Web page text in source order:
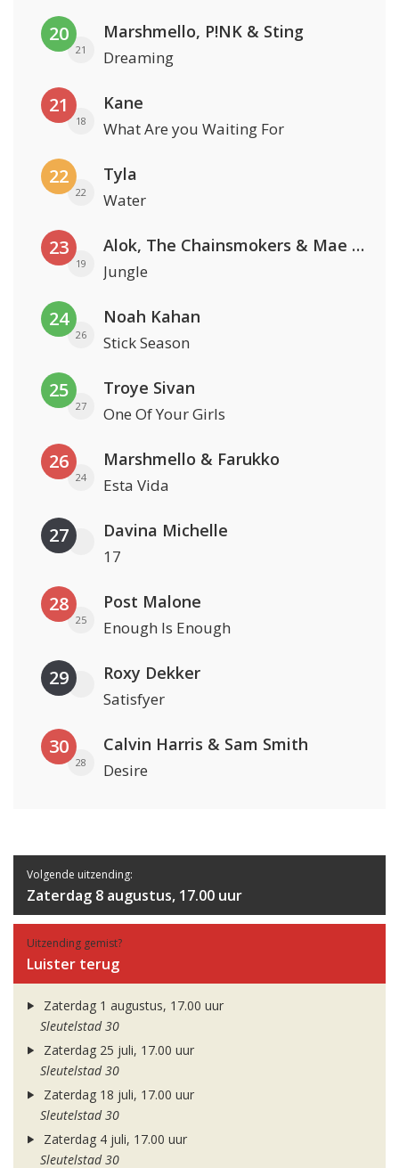
20
21
Marshmello, P!NK & Sting
Dreaming
21
18
Kane
What Are you Waiting For
22
22
Tyla
Water
23
19
Alok, The Chainsmokers & Mae Stephens
Jungle
24
26
Noah Kahan
Stick Season
25
27
Troye Sivan
One Of Your Girls
26
24
Marshmello & Farukko
Esta Vida
27 Davina Michelle
17
28
25
Post Malone
Enough Is Enough
29 Roxy Dekker
Satisfyer
30
28
Calvin Harris & Sam Smith
Desire
Volgende uitzending:
Zaterdag 8 augustus, 17.00 uur
Uitzending gemist?
Luister terug
Zaterdag 1 augustus, 17.00 uur
Sleutelstad 30
Zaterdag 25 juli, 17.00 uur
Sleutelstad 30
Zaterdag 18 juli, 17.00 uur
Sleutelstad 30
Zaterdag 4 juli, 17.00 uur
Sleutelstad 30